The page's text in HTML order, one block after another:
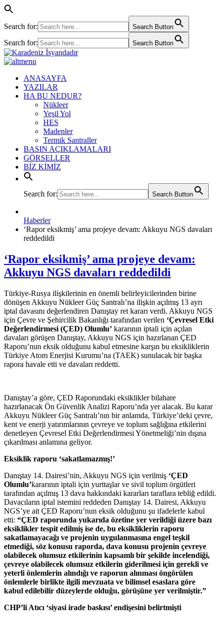
Search for: Search Button
Search for: Search Button
ANASAYFA
YAZILAR
HA BU NEDUR?
Nükleer
Yeşil Yol
HES
Madenler
Termik Santraller
BASIN AÇIKLAMALARI
GÖRSELLER
BİZ KİMİZ
Search for: Search Button
Haberler
‘Rapor eksikmiş’ ama projeye devam: Akkuyu NGS davaları
reddedildi
‘Rapor eksikmiş’ ama projeye devam:
Akkuyu NGS davaları reddedildi
Türkiye-Rusya ilişkilerinin en önemli belirleyicilerinden birine
dönüşen Akkuyu Nükleer Güç Santralı’na ilişkin açılmış 13 ayrı
iptal davasını değerlendiren Danıştay ret kararı verdi. Akkuyu NGS
için Çevre ve Şehircilik Bakanlığı tarafından verilen ‘Çevresel Etki
Değerlendirmesi (ÇED) Olumlu’ kararının iptali için açılan
davaları görüşen Danıştay, Akkuyu NGS için hazırlanan ÇED
Raporu’nun eksik olduğunu kabul etmesine karşın bu eksikliklerin
Türkiye Atom Enerjisi Kurumu’na (TAEK) sunulacak bir başka
rapora havale etti ve davaları reddetti.
Danıştay’a göre, ÇED Raporundaki eksiklikler bilahare
hazırlanacak Ön Güvenlik Analizi Raporu’nda yer alacak. Bu karar
Akkuyu Nükleer Güç Santralı’nın bir anlamda, Türkiye’deki çevre,
kent ve enerji yatırımlarının çevreye ve toplum sağlığına etkilerini
denetleyen Çevresel Etki Değerlendirmesi Yönetmeliği’nin dışına
çıkarılması anlamına geliyor.
Eksiklik raporu ‘sakatlamazmış!’
Danıştay 14. Dairesi’nin, Akkuyu NGS için verilmiş ‘ÇED
Olumlu’kararının iptali için yurttaşlar ve sivil toplum örgütleri
tarafından açılmış 13 dava hakkındaki kararları taraflara tebliğ edildi.
Davacıların iptal istemini reddeden Danıştay 14. Dairesi, Akkuyu
NGS’ye ait ÇED Raporu’nun eksik olduğunu şu ifadelerle kabul
etti: “ÇED raporunda yukarıda özetine yer verildiği üzere bazı
eksiklikler tespit edilmiş ise de, bu eksikliklerin raporu
sakatlamayacağı ve projenin uygulanmasına engel teşkil
etmediği, söz konusu raporda, dava konusu projenin çevreye
olabilecek olumsuz etkilerinin kapsamlı bir şekilde incelendiği,
çevreye olabilecek olumsuz etkilerin giderilmesi için gerekli ve
yeterli önlemlerin alındığı ve raporun alınması öngörülen
önlemlerle birlikte ilgili mevzuata ve bilimsel esaslara göre
kabul edilebilir düzeylerde olduğu, görüşüne yer verilmiştir.”
CHP’li Atıcı ‘siyasi irade baskısı’ endişesini belirtmişti